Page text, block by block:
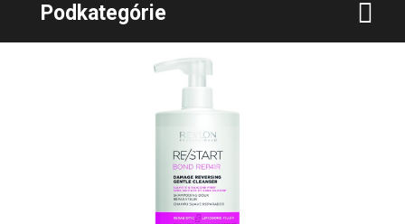
Podkategórie